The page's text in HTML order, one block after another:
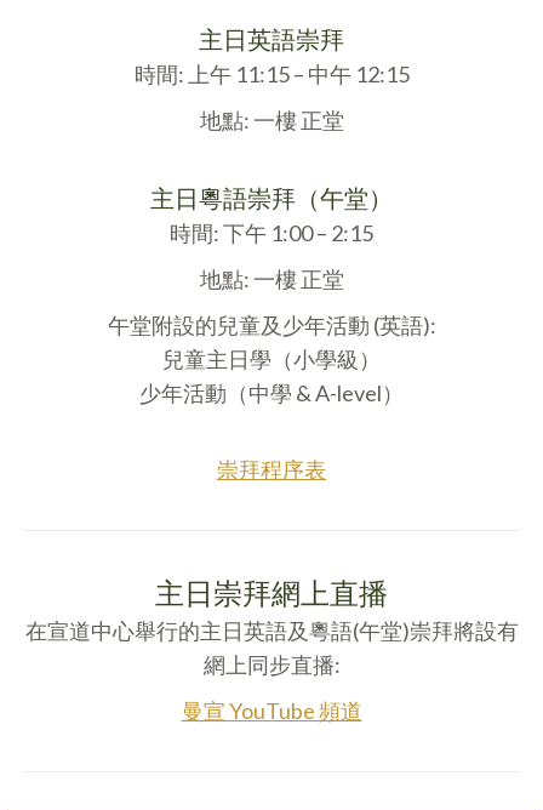
主日英語崇拜
時間: 上午 11:15 – 中午 12:15
地點: 一樓 正堂
主日粵語崇拜（午堂）
時間: 下午 1:00 – 2:15
地點: 一樓 正堂
午堂附設的兒童及少年活動 (英語):
兒童主日學（小學級）
少年活動（中學 & A-level）
崇拜程序表
主日崇拜網上直播
在宣道中心舉行的主日英語及粵語(午堂)崇拜將設有
網上同步直播:
曼宣 YouTube 頻道